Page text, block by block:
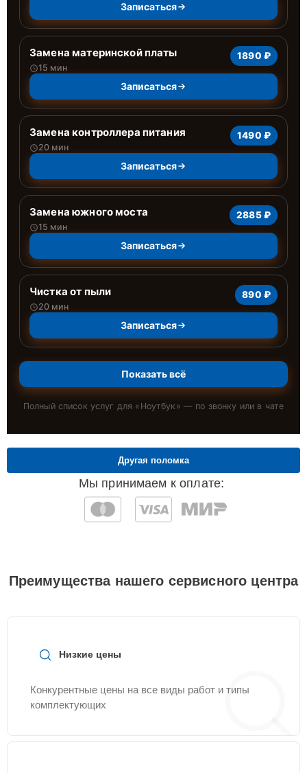
Записаться
Замена материнской платы
15 мин
1890 ₽
Записаться
Замена контроллера питания
20 мин
1490 ₽
Записаться
Замена южного моста
15 мин
2885 ₽
Записаться
Чистка от пыли
20 мин
890 ₽
Записаться
Показать всё
Полный список услуг для « Ноутбук » — по звонку или в чате
Мы принимаем к оплате:
Другая поломка
Преимущества нашего сервисного центра
Низкие цены
Конкурентные цены на все виды работ и типы
комплектующих